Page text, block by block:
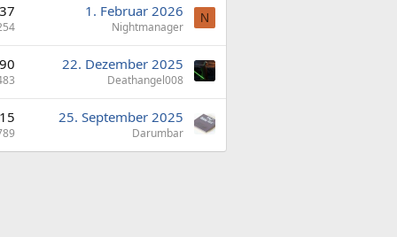
37 1. Februar 2026
Nightmanager
N
90 22. Dezember 2025
Deathangel008
15 25. September 2025
Darumbar